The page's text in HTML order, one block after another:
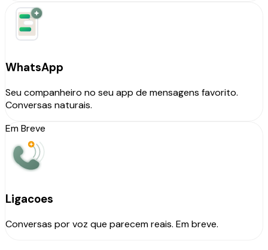
WhatsApp
Seu companheiro no seu app de mensagens favorito.
Conversas naturais.
Em Breve
Ligacoes
Conversas por voz que parecem reais. Em breve.